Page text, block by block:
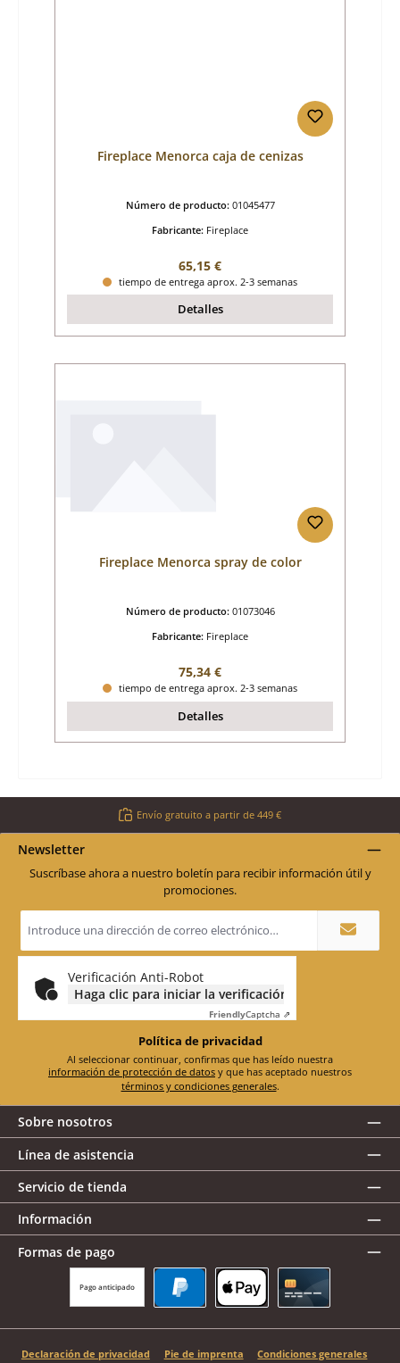
Fireplace Menorca caja de cenizas
Número de producto: 01045477
Fabricante: Fireplace
Precio normal:
65,15 €
tiempo de entrega aprox. 2-3 semanas
Detalles
Fireplace Menorca spray de color
Número de producto: 01073046
Fabricante: Fireplace
Precio normal:
75,34 €
tiempo de entrega aprox. 2-3 semanas
Detalles
Envío gratuito a partir de 449 €
Newsletter
Suscríbase ahora a nuestro boletín para recibir información útil y
promociones.
de
electrónico
Verificación Anti-Robot
Haga clic para iniciar la verificación
FriendlyCaptcha ⇗
Política de privacidad
información de protección de datos
términos y condiciones generales.
Sobre nosotros
Línea de asistencia
Servicio de tienda
Información
Formas de pago
Pago anticipado
Declaración de privacidad Pie de imprenta
Condiciones generales